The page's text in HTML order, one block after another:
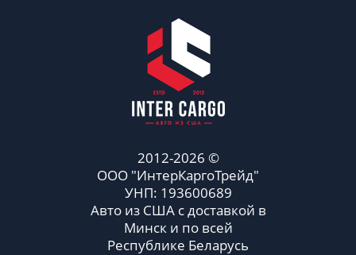
2012-2026 ©
ООО "ИнтерКаргоТрейд"
УНП: 193600689
Авто из США с доставкой в
Минск и по всей
Республике Беларусь